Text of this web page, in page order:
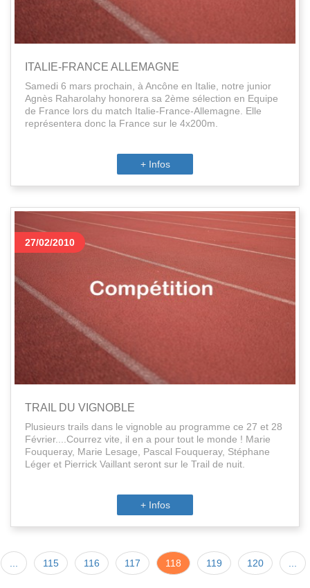
ITALIE-FRANCE ALLEMAGNE
Samedi 6 mars prochain, à Ancône en Italie, notre junior
Agnès Raharolahy honorera sa 2ème sélection en Equipe
de France lors du match Italie-France-Allemagne. Elle
représentera donc la France sur le 4x200m.
+ Infos
TRAIL DU VIGNOBLE
Plusieurs trails dans le vignoble au programme ce 27 et 28
Février....Courrez vite, il en a pour tout le monde ! Marie
Fouqueray, Marie Lesage, Pascal Fouqueray, Stéphane
Léger et Pierrick Vaillant seront sur le Trail de nuit.
+ Infos
27/02/2010
115 116 117 118 119 120